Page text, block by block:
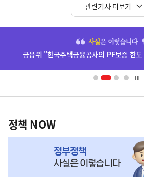
관련기사 더보기
배
영
금융위 "한국주택금융공사의 PF보증 한
책
NOW,
정책 NOW